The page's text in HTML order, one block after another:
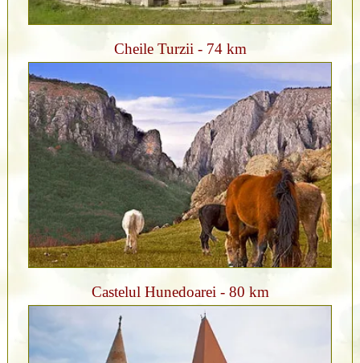
Cheile Turzii - 74 km
Castelul Hunedoarei - 80 km